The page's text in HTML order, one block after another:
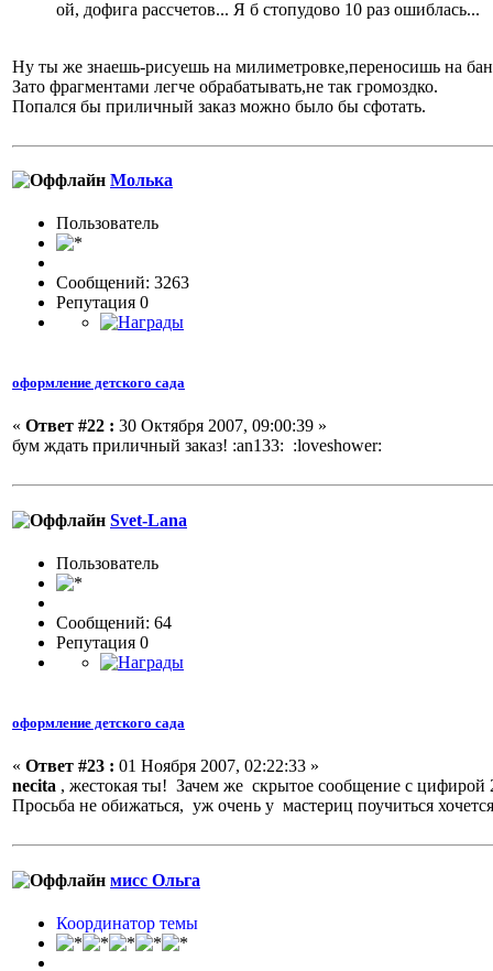
ой, дофига рассчетов... Я б стопудово 10 раз ошиблась...
Ну ты же знаешь-рисуешь на милиметровке,переносишь на
Зато фрагментами легче обрабатывать,не так громоздко.
Попался бы приличный заказ можно было бы сфотать.
Молька
Пользовaтeль
Сообщений: 3263
Репутация 0
оформление детского сада
« Ответ #22 : 30 Октября 2007, 09:00:39 »
бум ждать приличный заказ! :an133: :loveshower:
Svet-Lana
Пользовaтeль
Сообщений: 64
Репутация 0
оформление детского сада
« Ответ #23 : 01 Ноября 2007, 02:22:33 »
necita , жестокая ты! Зачем же скрытое сообщение с цифирой
Просьба не обижаться, уж очень у мастериц поучиться
мисс Ольга
Координатор темы